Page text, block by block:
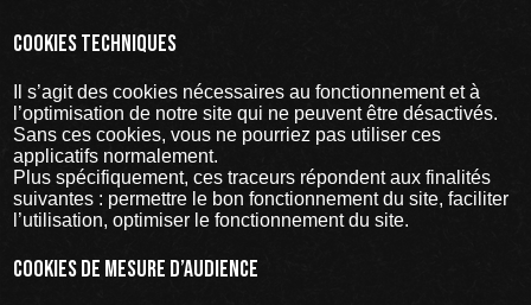
Cookies techniques
Il s’agit des cookies nécessaires au fonctionnement et à
l’optimisation de notre site qui ne peuvent être désactivés.
Sans ces cookies, vous ne pourriez pas utiliser ces
applicatifs normalement.
Plus spécifiquement, ces traceurs répondent aux finalités
suivantes : permettre le bon fonctionnement du site, faciliter
l’utilisation, optimiser le fonctionnement du site.
Cookies de mesure d’audience